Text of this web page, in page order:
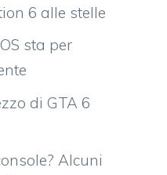
6 alle stelle
sta per
di GTA 6
Alcuni